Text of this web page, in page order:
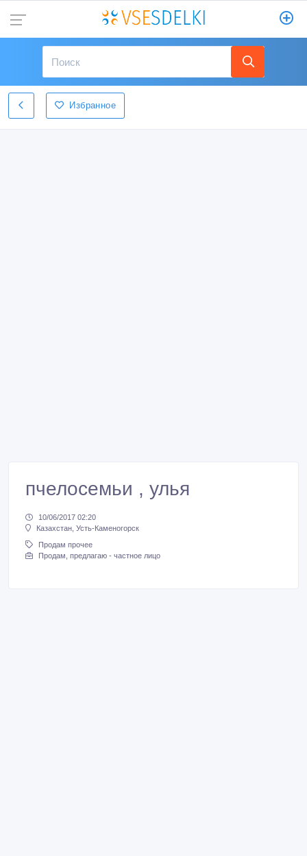
Избранное
пчелосемьи , улья
10/06/2017 02:20
Казахстан, Усть-Каменогорск
Продам прочее
Продам, предлагаю - частное лицо